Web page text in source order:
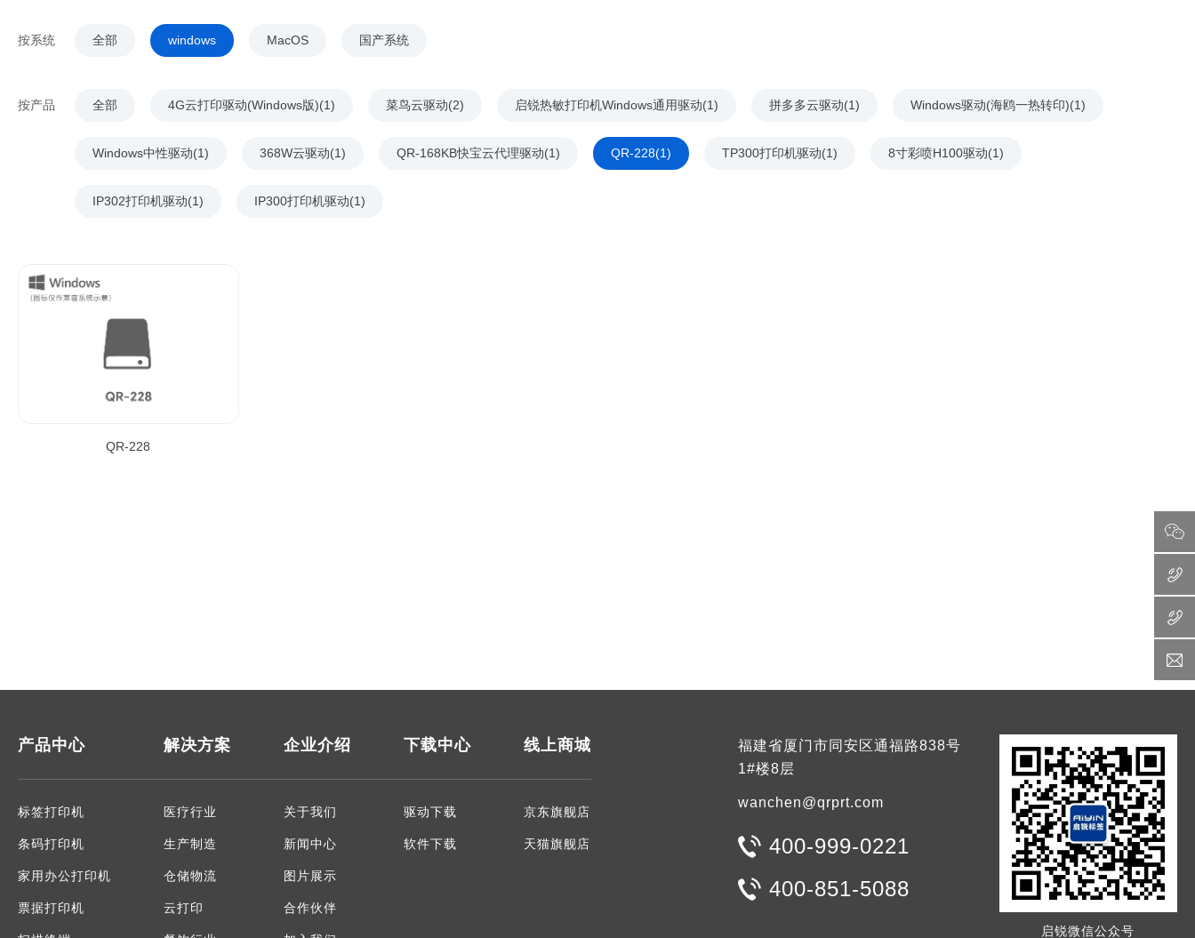
按系统 全部 windows MacOS 国产系统
按产品 全部 4G云打印驱动(Windows版)(1) 菜鸟云驱动(2) 启锐热敏打印机Windows通用驱动(1) 拼多多云驱动(1) Windows驱动(海鸥一热转印)(1)
Windows中性驱动(1) 368W云驱动(1) QR-168KB快宝云代理驱动(1) QR-228(1) TP300打印机驱动(1) 8寸彩喷H100驱动(1)
IP302打印机驱动(1) IP300打印机驱动(1)
QR-228
产品中心
标签打印机
条码打印机
家用办公打印机
票据打印机
解决方案
医疗行业
生产制造
仓储物流
云打印
企业介绍
关于我们
新闻中心
图片展示
合作伙伴
下载中心
驱动下载
软件下载
线上商城
京东旗舰店
天猫旗舰店
福建省厦门市同安区通福路838号
1#楼8层
wanchen@qrprt.com
400-999-0221
400-851-5088
启锐微信公众号